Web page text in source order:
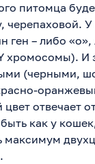
питомца
черепаховой.
ген – либо
хромосомы). И
(черными,
цвет отвечает
как у
максимум